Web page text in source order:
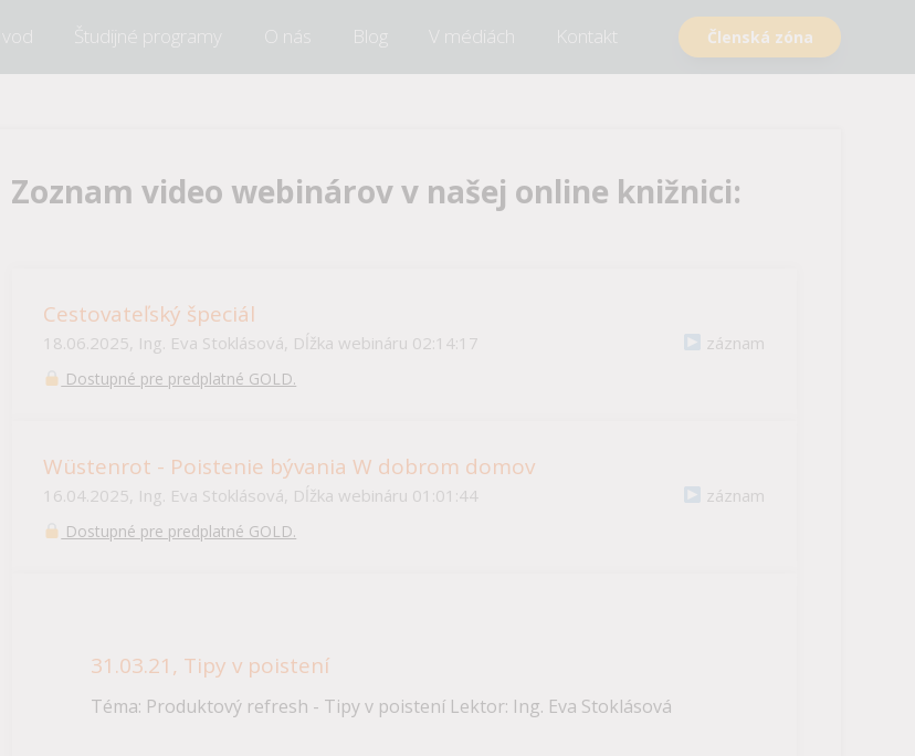
Úvod Študijné programy O nás Blog V médiách Kontakt Členská zóna
Zoznam video webinárov v našej online knižnici:
Cestovateľský špeciál
18.06.2025, Ing. Eva Stoklásová, Dĺžka webináru 02:14:17 záznam
Dostupné pre predplatné GOLD.
Wüstenrot - Poistenie bývania W dobrom domov
16.04.2025, Ing. Eva Stoklásová, Dĺžka webináru 01:01:44 záznam
Dostupné pre predplatné GOLD.
31.03.21, Tipy v poistení
Téma: Produktový refresh - Tipy v poistení Lektor: Ing. Eva Stoklásová